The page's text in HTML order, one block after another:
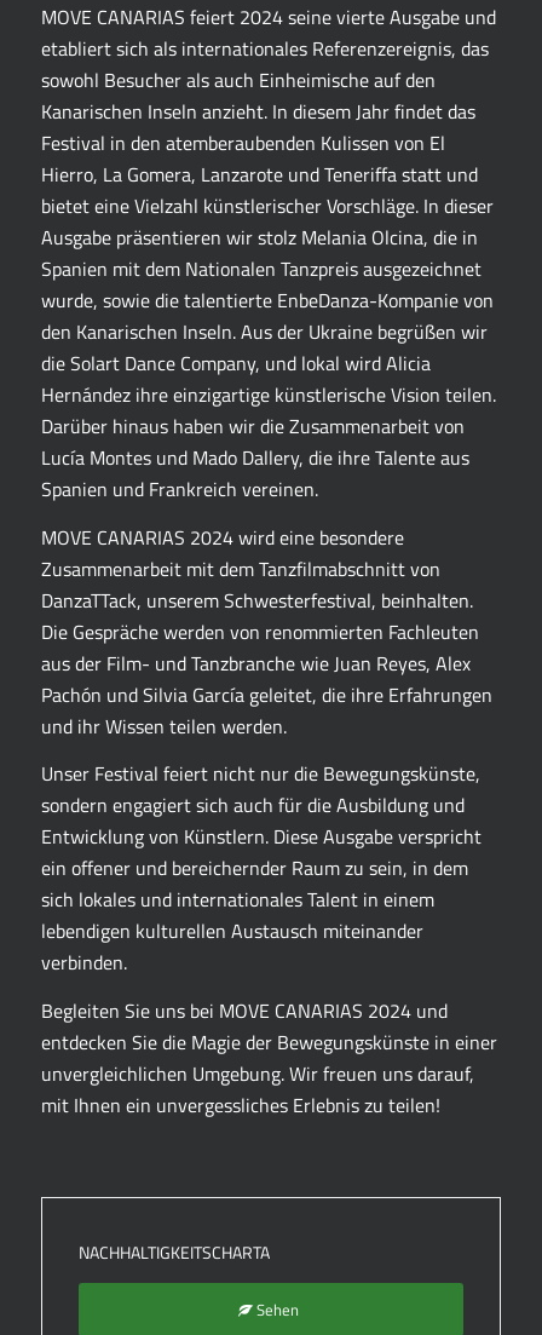
MOVE CANARIAS feiert 2024 seine vierte Ausgabe und
etabliert sich als internationales Referenzereignis, das
sowohl Besucher als auch Einheimische auf den
Kanarischen Inseln anzieht. In diesem Jahr findet das
Festival in den atemberaubenden Kulissen von El
Hierro, La Gomera, Lanzarote und Teneriffa statt und
bietet eine Vielzahl künstlerischer Vorschläge. In dieser
Ausgabe präsentieren wir stolz Melania Olcina, die in
Spanien mit dem Nationalen Tanzpreis ausgezeichnet
wurde, sowie die talentierte EnbeDanza-Kompanie von
den Kanarischen Inseln. Aus der Ukraine begrüßen wir
die Solart Dance Company, und lokal wird Alicia
Hernández ihre einzigartige künstlerische Vision teilen.
Darüber hinaus haben wir die Zusammenarbeit von
Lucía Montes und Mado Dallery, die ihre Talente aus
Spanien und Frankreich vereinen.
MOVE CANARIAS 2024 wird eine besondere
Zusammenarbeit mit dem Tanzfilmabschnitt von
DanzaTTack, unserem Schwesterfestival, beinhalten.
Die Gespräche werden von renommierten Fachleuten
aus der Film- und Tanzbranche wie Juan Reyes, Alex
Pachón und Silvia García geleitet, die ihre Erfahrungen
und ihr Wissen teilen werden.
Unser Festival feiert nicht nur die Bewegungskünste,
sondern engagiert sich auch für die Ausbildung und
Entwicklung von Künstlern. Diese Ausgabe verspricht
ein offener und bereichernder Raum zu sein, in dem
sich lokales und internationales Talent in einem
lebendigen kulturellen Austausch miteinander
verbinden.
Begleiten Sie uns bei MOVE CANARIAS 2024 und
entdecken Sie die Magie der Bewegungskünste in einer
unvergleichlichen Umgebung. Wir freuen uns darauf,
mit Ihnen ein unvergessliches Erlebnis zu teilen!
NACHHALTIGKEITSCHARTA
Sehen